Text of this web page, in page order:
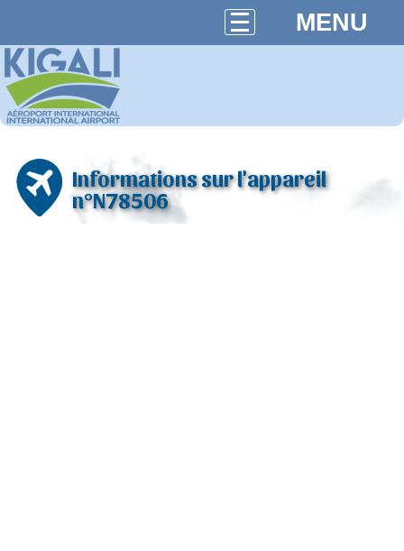
MENU
Informations sur l'appareil
n°N78506